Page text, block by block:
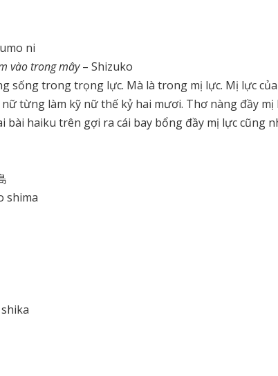
ni
vào trong mây– Shizuko
sống trong trọng lực. Mà là trong mị lực. Mị lực
nữ từng làm kỹ nữ thế kỷ hai mươi. Thơ nàng đầy
bài haiku trên gợi ra cái bay bổng đầy mị lực cũng
shima